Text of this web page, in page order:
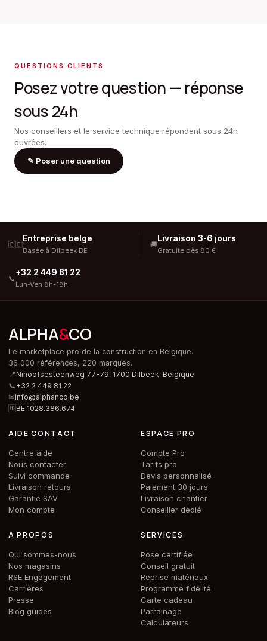
QUESTIONS CLIENTS
Posez votre question — réponse
sous 24h
Nos conseillers et le service technique répondent sous 24h
ouvrées.
✎ Poser une question
🇧🇪
Entreprise belge
Basée à Dilbeek BE
🚚
Livraison 3-6 jours
Gratuite dès 80 €
📞
+32 2 449 81 22
Lun-Ven 8h-18h
ALPHA&CO
Le marketplace pro de la construction en Belgique.
36 000 références, 220 marques.
📍Ninoofsesteenweg 77-79, 1700 Dilbeek, Belgique
📞+32 2 449 81 22
✉info@alphanco.be
🆔BE 1028.386.674
AIDE CONTACT
Centre aide
Nous contacter
Suivi commande
Livraison retours
Garantie SAV
Mon compte
ESPACE PRO
Compte Pro
Tarifs pro
Devis personnalisé
Paiement 30 jours
Livraison chantier
Conseiller dédié
A PROPOS
Qui sommes-nous
Nos magasins
RSE Engagement
Carrières
Presse
Blog guides
SERVICES
Pose certifiée
Conseil gratuit
Reprise matériaux
Programme fidélité
Carte cadeau
Parrainage
Calculateurs